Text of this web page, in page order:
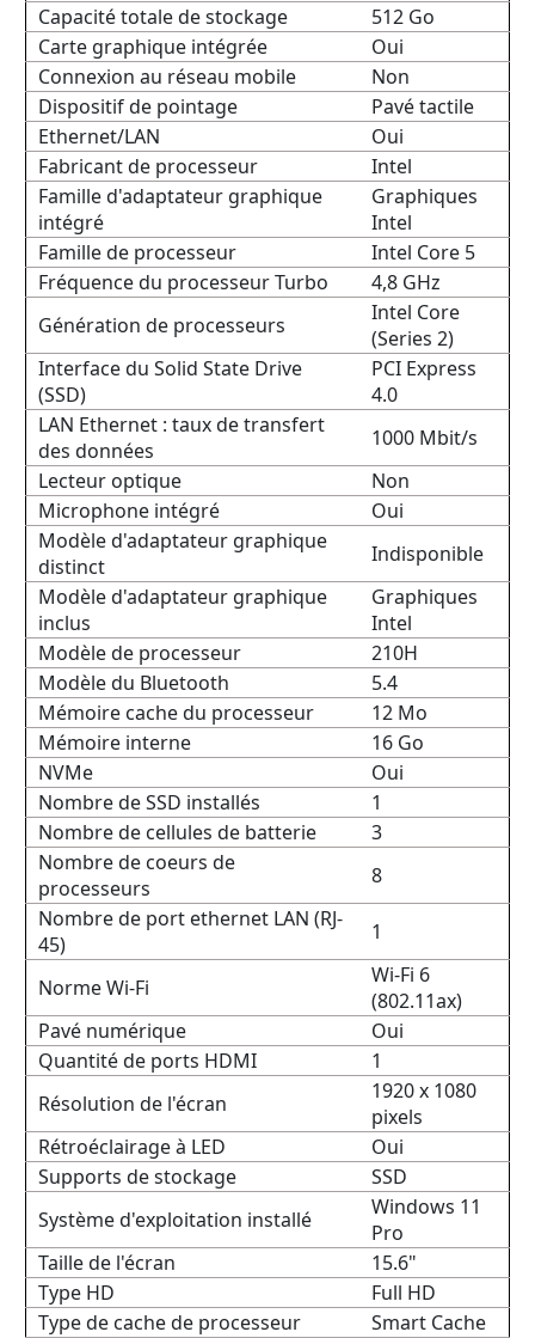
Capacité totale de stockage
512 Go
Carte graphique intégrée
Oui
Connexion au réseau mobile
Non
Dispositif de pointage
Pavé tactile
Ethernet/LAN
Oui
Fabricant de processeur
Intel
Famille d'adaptateur graphique
intégré
Graphiques
Intel
Famille de processeur
Intel Core 5
Fréquence du processeur Turbo
4,8 GHz
Génération de processeurs
Intel Core
(Series 2)
Interface du Solid State Drive
(SSD)
PCI Express
4.0
LAN Ethernet : taux de transfert
des données
1000 Mbit/s
Lecteur optique
Non
Microphone intégré
Oui
Modèle d'adaptateur graphique
distinct
Indisponible
Modèle d'adaptateur graphique
inclus
Graphiques
Intel
Modèle de processeur
210H
Modèle du Bluetooth
5.4
Mémoire cache du processeur
12 Mo
Mémoire interne
16 Go
NVMe
Oui
Nombre de SSD installés
1
Nombre de cellules de batterie
3
Nombre de coeurs de
processeurs
8
Nombre de port ethernet LAN (RJ-
45)
1
Norme Wi-Fi
Wi-Fi 6
(802.11ax)
Pavé numérique
Oui
Quantité de ports HDMI
1
Résolution de l'écran
1920 x 1080
pixels
Rétroéclairage à LED
Oui
Supports de stockage
SSD
Système d'exploitation installé
Windows 11
Pro
Taille de l'écran
15.6"
Type HD
Full HD
Type de cache de processeur
Smart Cache